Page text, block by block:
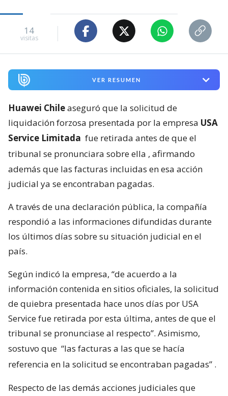
14
visitas
VER RESUMEN
Huawei Chileaseguró que la solicitud de
liquidación forzosa presentada por la empresa USA
Service Limitada fue retirada antes de que el
tribunal se pronunciara sobre ella , afirmando
además que las facturas incluidas en esa acción
judicial ya se encontraban pagadas.
A través de una declaración pública, la compañía
respondió a las informaciones difundidas durante
los últimos días sobre su situación judicial en el
país.
Según indicó la empresa, “de acuerdo a la
información contenida en sitios oficiales, la solicitud
de quiebra presentada hace unos días por USA
Service fue retirada por esta última, antes de que el
tribunal se pronunciase al respecto”. Asimismo,
sostuvo que “las facturas a las que se hacía
referencia en la solicitud se encontraban pagadas” .
Respecto de las demás acciones judiciales que